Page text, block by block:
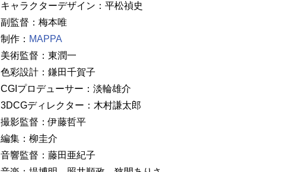
キャラクターデザイン：平松禎史
副監督：梅本唯
制作： MAPPA
美術監督：東潤一
色彩設計：鎌田千賀子
CGIプロデューサー：淡輪雄介
3DCGディレクター：木村謙太郎
撮影監督：伊藤哲平
編集：柳圭介
音響監督：藤田亜紀子